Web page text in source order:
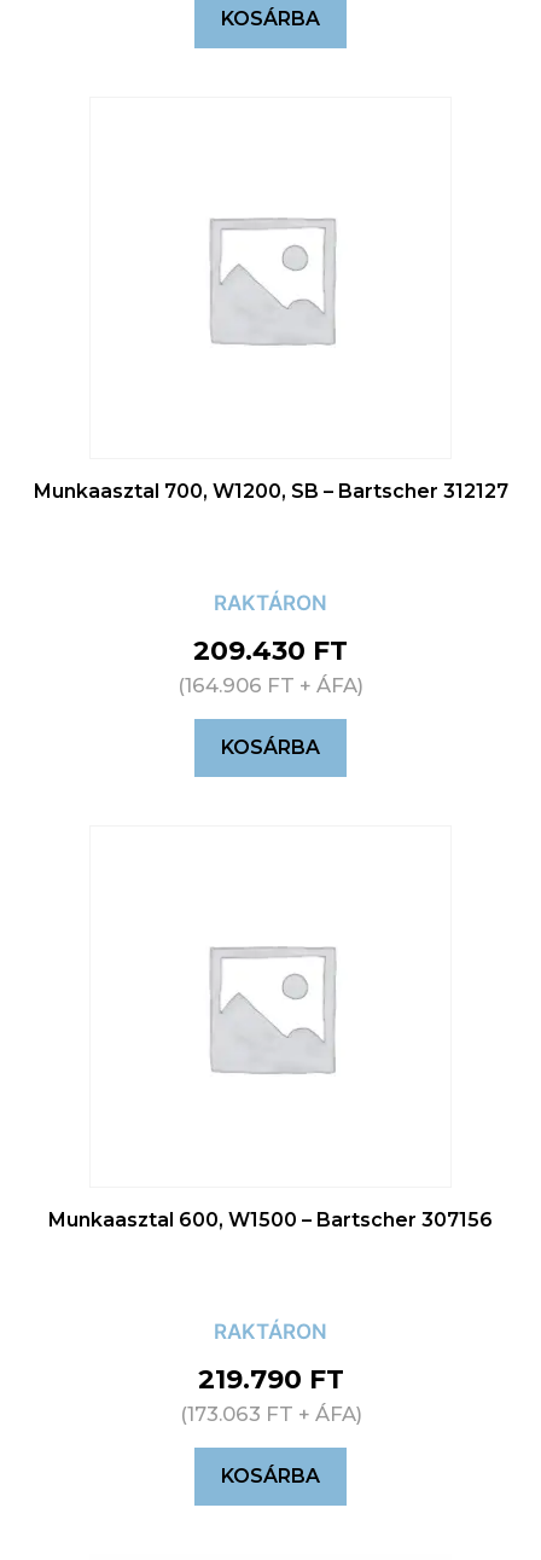
KOSÁRBA
Munkaasztal 700, W1200, SB – Bartscher 312127
RAKTÁRON
209.430 FT
(164.906 FT + ÁFA)
KOSÁRBA
Munkaasztal 600, W1500 – Bartscher 307156
RAKTÁRON
219.790 FT
(173.063 FT + ÁFA)
KOSÁRBA